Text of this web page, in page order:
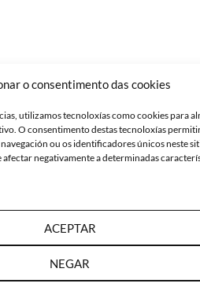
o consentimento das cookies
utilizamos tecnoloxías como cookies para
O consentimento destas tecnoloxías
ou os identificadores únicos neste
negativamente a determinadas
ACEPTAR
NEGAR